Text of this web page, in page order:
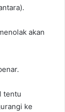
akan
tentu
ke